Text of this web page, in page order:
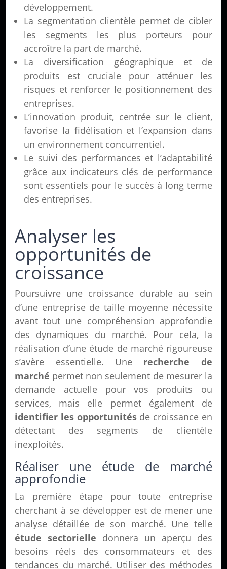
développement.
La segmentation clientèle permet de cibler
les segments les plus porteurs pour
accroître la part de marché.
La diversification géographique et de
produits est cruciale pour atténuer les
risques et renforcer le positionnement des
entreprises.
L’innovation produit, centrée sur le client,
favorise la fidélisation et l’expansion dans
un environnement concurrentiel.
Le suivi des performances et l’adaptabilité
grâce aux indicateurs clés de performance
sont essentiels pour le succès à long terme
des entreprises.
Analyser les
opportunités de
croissance
Poursuivre une croissance durable au sein
d’une entreprise de taille moyenne nécessite
avant tout une compréhension approfondie
des dynamiques du marché. Pour cela, la
réalisation d’une étude de marché rigoureuse
s’avère essentielle. Une recherche de
marché permet non seulement de mesurer la
demande actuelle pour vos produits ou
services, mais elle permet également de
identifier les opportunitésde croissance en
détectant des segments de clientèle
inexploités.
Réaliser une étude de marché
approfondie
La première étape pour toute entreprise
cherchant à se développer est de mener une
analyse détaillée de son marché. Une telle
étude sectorielle donnera un aperçu des
besoins réels des consommateurs et des
tendances du marché. Utiliser des méthodes